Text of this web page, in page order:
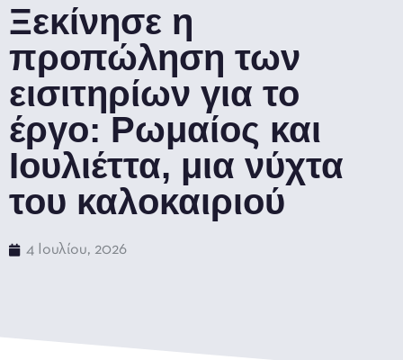
Ξεκίνησε η
προπώληση των
εισιτηρίων για το
έργο: Ρωμαίος και
Ιουλιέττα, μια νύχτα
του καλοκαιριού
4 Ιουλίου, 2026